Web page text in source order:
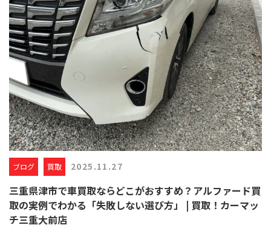
ブログ 買取 2025.11.27
三重県津市で車買取ならどこがおすすめ？アルファード買
取の実例でわかる「失敗しない選び方」 | 買取！カーマッ
チ三重大前店